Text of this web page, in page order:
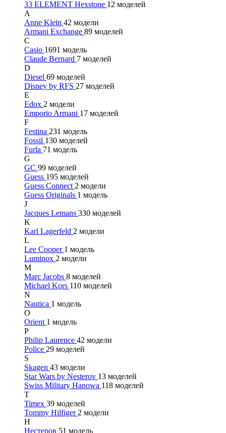
33 ELEMENT Hexstone 12 моделей
A
Anne Klein 42 модели
Armani Exchange 89 моделей
C
Casio 1691 модель
Claude Bernard 7 моделей
D
Diesel 69 моделей
Disney by RFS 27 моделей
E
Edox 2 модели
Emporio Armani 17 моделей
F
Festina 231 модель
Fossil 130 моделей
Furla 71 модель
G
GC 99 моделей
Guess 195 моделей
Guess Connect 2 модели
Guess Originals 1 модель
J
Jacques Lemans 330 моделей
K
Karl Lagerfeld 2 модели
L
Lee Cooper 1 модель
Luminox 2 модели
M
Marc Jacobs 8 моделей
Michael Kors 110 моделей
N
Nautica 1 модель
O
Orient 1 модель
P
Philip Laurence 42 модели
Police 29 моделей
S
Skagen 43 модели
Star Wars by Nesterov 13 моделей
Swiss Military Hanowa 118 моделей
T
Timex 39 моделей
Tommy Hilfiger 2 модели
Н
Нестеров 51 модель